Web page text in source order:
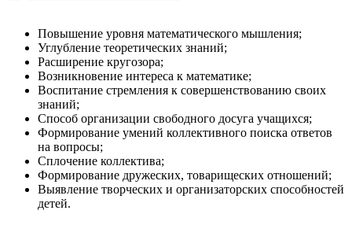
Повышение уровня математического мышления;
Углубление теоретических знаний;
Расширение кругозора;
Возникновение интереса к математике;
Воспитание стремления к совершенствованию своих
знаний;
Способ организации свободного досуга учащихся;
Формирование умений коллективного поиска ответов
на вопросы;
Сплочение коллектива;
Формирование дружеских, товарищеских отношений;
Выявление творческих и организаторских способностей
детей.